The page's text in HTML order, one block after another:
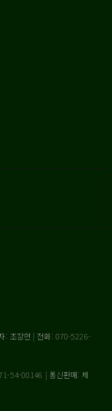
: 조장현 | 전화: 070-5226-
54-00146 | 통신판매: 제